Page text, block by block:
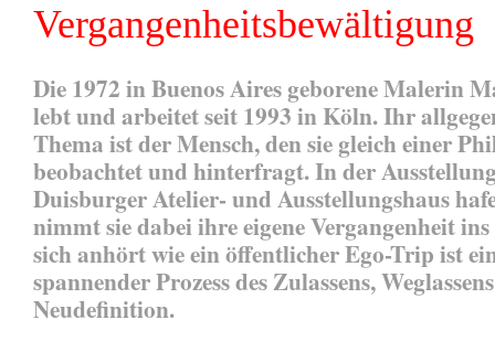
Vergangenheitsbewältigung
Die 1972 in Buenos Aires geborene Malerin
lebt und arbeitet seit 1993 in Köln. Ihr
Thema ist der Mensch, den sie gleich einer
beobachtet und hinterfragt. In der
Duisburger Atelier- und Ausstellungshaus
nimmt sie dabei ihre eigene Vergangenheit
sich anhört wie ein öffentlicher Ego-Trip ist
spannender Prozess des Zulassens,
Neudefinition.